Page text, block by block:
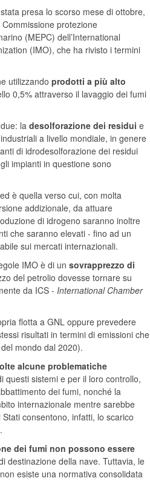
presa lo scorso mese di ottobre,
protezione
(MEPC) dell’International
(IMO), che ha rivisto i termini
utilizzando prodotti a più alto
0,5% attraverso il lavaggio dei fumi
la desolforazione dei residui e
a livello mondiale, in genere
di idrodesolforazione dei residui
impianti in questione sono
ed è quella verso cui, con molta
addizionale, da attuare
di idrogeno saranno inoltre
che saranno elevati - fino ad un
sui mercati internazionali.
IMO è di un sovrapprezzo di
del petrolio dovesse tornare su
da ICS - International Chamber
flotta a GNL oppure prevedere
risultati in termini di emissioni che
mondo dal 2020).
alcune problematiche
questi sistemi e per il loro controllo,
dei fumi, nonché la
internazionale mentre sarebbe
Stati consentono, infatti, lo scarico
dei fumi non possono essere
destinazione della nave. Tuttavia, le
esiste una normativa consolidata